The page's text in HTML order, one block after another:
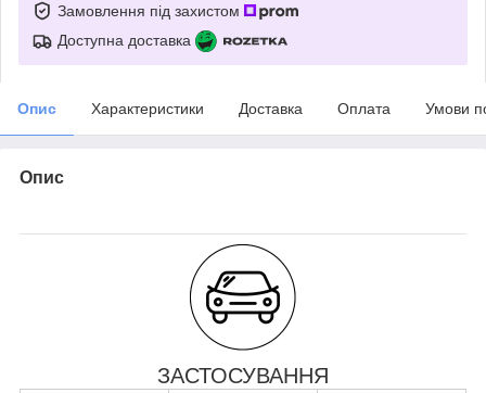
Замовлення під захистом
Доступна доставка
Опис Характеристики Доставка Оплата Умови
Опис
ЗАСТОСУВАННЯ